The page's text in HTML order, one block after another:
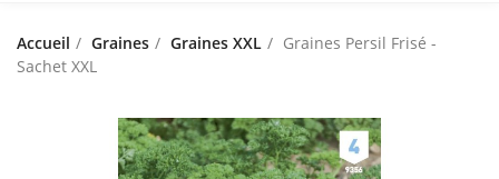
Accueil Graines Graines XXL
Graines Persil Frisé -
Sachet XXL